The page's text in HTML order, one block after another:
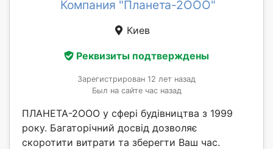
Компания "Планета-2ООО"
Киев
Реквизиты подтверждены
Зарегистрирован 12 лет назад
Был на сайте час назад
ПЛАНЕТА-2ООО у сфері будівництва з 1999
року. Багаторічний досвід дозволяє
скоротити витрати та зберегти Ваш час.